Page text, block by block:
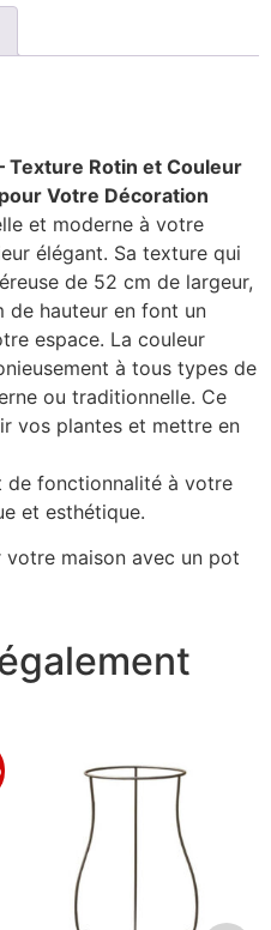
Texture Rotin et Couleur
Votre Décoration
et moderne à votre
élégant. Sa texture qui
de 52 cm de largeur,
de hauteur en font un
espace. La couleur
à tous types de
ou traditionnelle. Ce
vos plantes et mettre en
de fonctionnalité à votre
et esthétique.
maison avec un pot